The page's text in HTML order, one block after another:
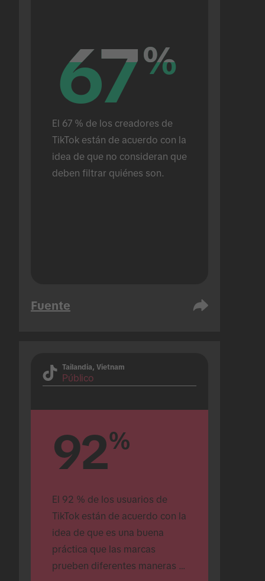
67%
67%
El 67 % de los creadores de
TikTok están de acuerdo con la
idea de que no consideran que
deben filtrar quiénes son.
Fuente
Tailandia, Vietnam
Público
92%
El 92 % de los usuarios de
TikTok están de acuerdo con la
idea de que es una buena
práctica que las marcas
prueben diferentes maneras